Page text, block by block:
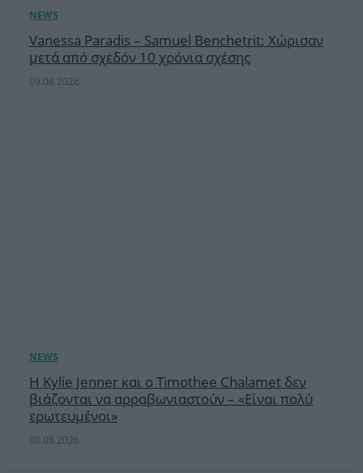
Vanessa Paradis – Samuel Benchetrit: Χώρισαν
μετά από σχεδόν 10 χρόνια σχέσης
09.08.2026
Η Kylie Jenner και ο Timothee Chalamet δεν
βιάζονται να αρραβωνιαστούν – «Είναι πολύ
ερωτευμένοι»
08.08.2026